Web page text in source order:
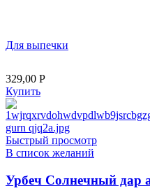
Для выпечки
329,00 Р
Купить
Быстрый просмотр
В список желаний
Урбеч Солнечный дар